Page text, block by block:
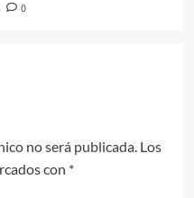
0
no será publicada. Los
con *